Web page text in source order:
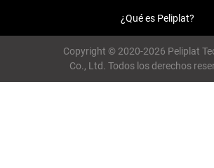
¿Qué es Peliplat?
Copyright © 2020-2026 Peliplat
Co., Ltd. Todos los derechos